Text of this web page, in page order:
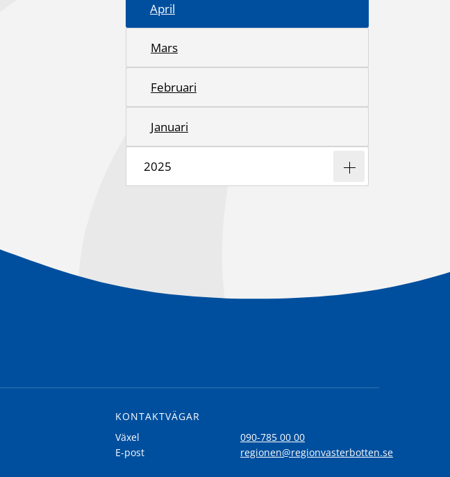
April
Mars
Februari
Januari
2025
KONTAKTVÄGAR
Växel
090-785 00 00
E-post
regionen@regionvasterbotten.se